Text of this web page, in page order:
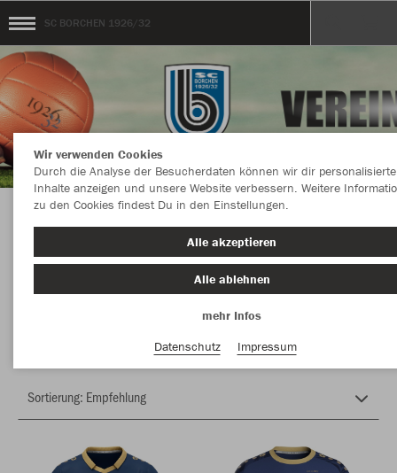
SC BORCHEN 1926/32
Herzlich Willkommen im Teamshop SC
BORCHEN 1926/32
Wir verwenden Cookies
Durch die Analyse der Besucherdaten können wir dir personalisierte
Inhalte anzeigen und unsere Website verbessern. Weitere
zu den Cookies findest Du in den Einstellungen.
Alle akzeptieren
Alle ablehnen
mehr Infos
Datenschutz
Impressum